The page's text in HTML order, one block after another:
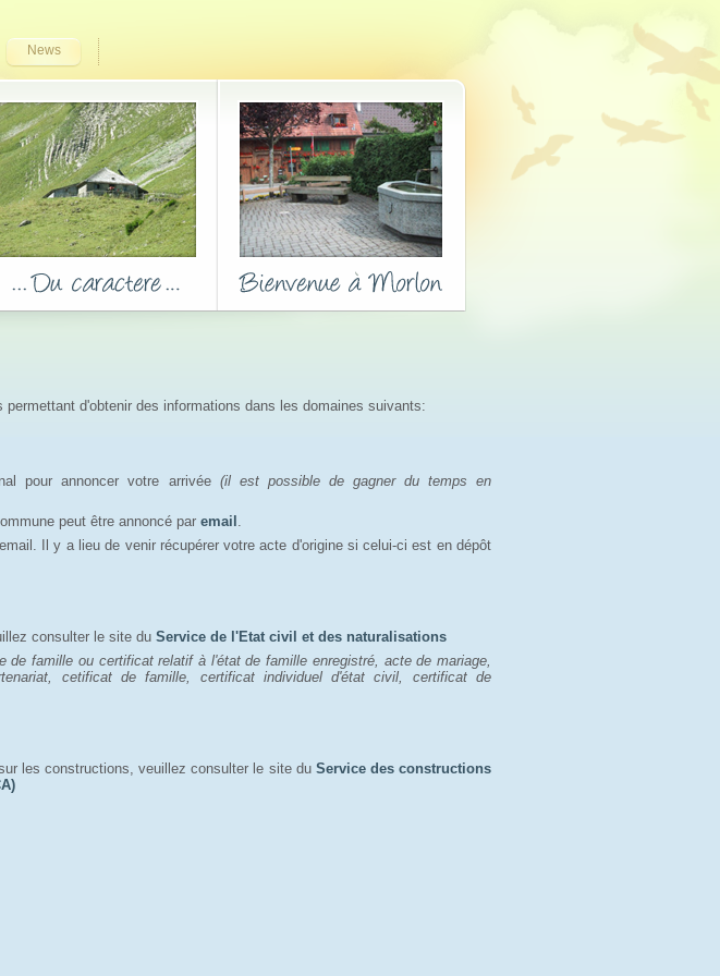
News
d'obtenir des informations dans les domaines suivants:
pour annoncer votre arrivée(il est possible de gagner du temps en
peut être annoncé par email .
Il y a lieu de venir récupérer votre acte d'origine si celui-ci est en dépôt
consulter le site du Service de l'Etat civil et des naturalisations
de famille ou certificat relatif à l'état de famille enregistré, acte de mariage,
cetificat de famille, certificat individuel d'état civil, certificat de
les constructions, veuillez consulter le site du Service des constructions